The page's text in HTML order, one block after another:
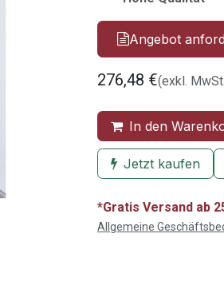
Angebot
276,48 €(exkl.
In den
Jetzt kaufen
*Gratis Versand ab
Allgemeine